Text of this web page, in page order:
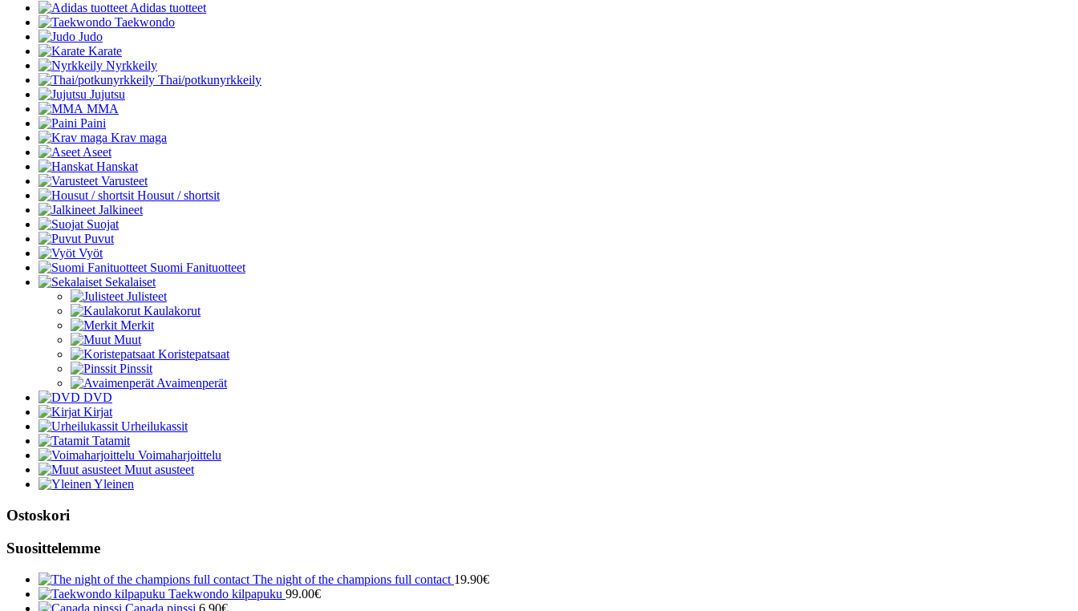
Adidas tuotteet
Taekwondo
Judo
Karate
Nyrkkeily
Thai/potkunyrkkeily
Jujutsu
MMA
Paini
Krav maga
Aseet
Hanskat
Varusteet
Housut / shortsit
Jalkineet
Suojat
Puvut
Vyöt
Suomi Fanituotteet
Sekalaiset
Julisteet
Kaulakorut
Merkit
Muut
Koristepatsaat
Pinssit
Avaimenperät
DVD
Kirjat
Urheilukassit
Tatamit
Voimaharjoittelu
Muut asusteet
Yleinen
Ostoskori
Suosittelemme
The night of the champions full contact 19.90€
Taekwondo kilpapuku 99.00€
Canada pinssi 6.90€